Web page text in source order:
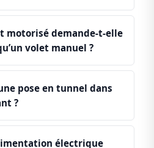
motorisé demande-t-elle
volet manuel ?
pose en tunnel dans
?
électrique